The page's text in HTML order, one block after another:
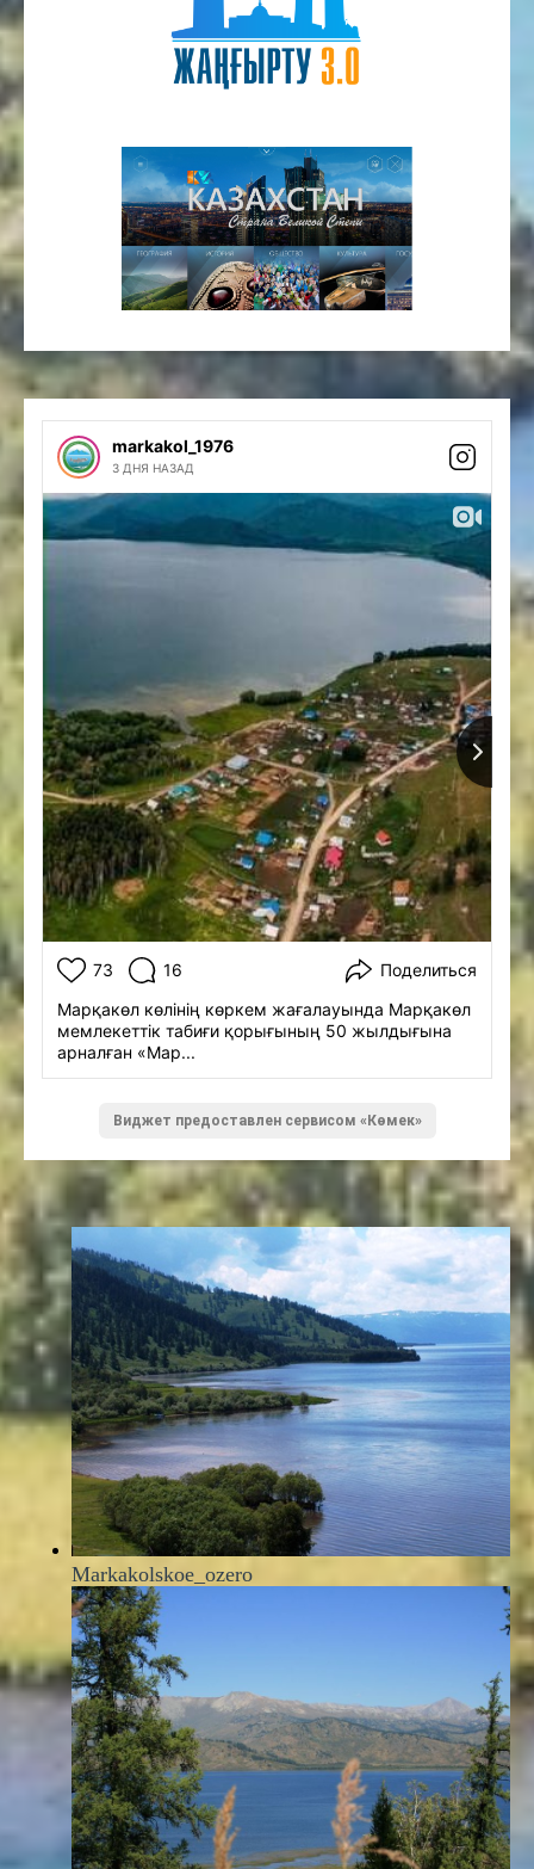
markakol_1976
3 ДНЯ НАЗАД
73 16
Поделиться
Марқакөл көлінің көркем жағалауында Марқакөл
мемлекеттік табиғи қорығының 50 жылдығына
арналған «Мар...
Виджет предоставлен сервисом «Көмек»